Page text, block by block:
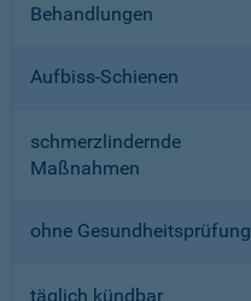
Behandlungen
Aufbiss-Schienen
schmerzlindernde
Maßnahmen
ohne Gesundheitsprüfung
täglich kündbar